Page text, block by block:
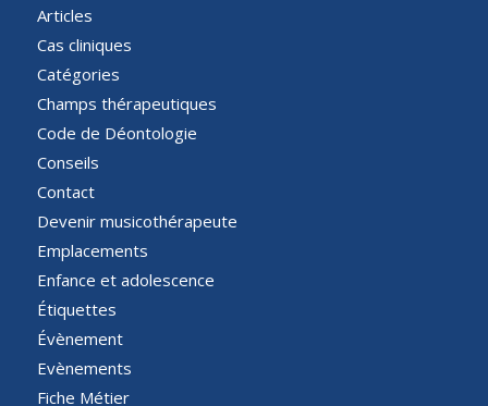
Articles
Cas cliniques
Catégories
Champs thérapeutiques
Code de Déontologie
Conseils
Contact
Devenir musicothérapeute
Emplacements
Enfance et adolescence
Étiquettes
Évènement
Evènements
Fiche Métier